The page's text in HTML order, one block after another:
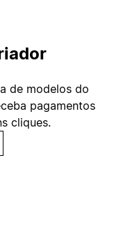
de modelos do
pagamentos
cliques.